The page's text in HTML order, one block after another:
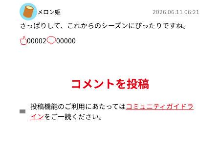
メロン姫 2026.06.11 06:21
さっぱりして、これからのシーズンにぴったりですね。
00002
00000
コメントを投稿
投稿機能のご利用にあたってはコミュニティガイドラ
インをご一読ください。